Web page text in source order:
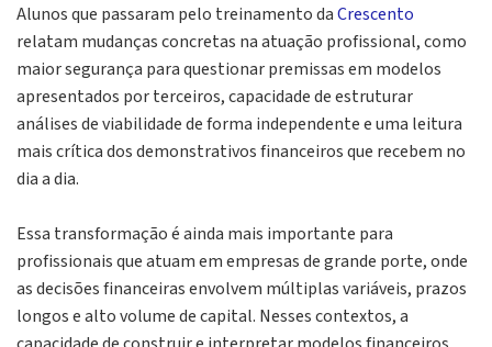
Alunos que passaram pelo treinamento daCrescento
relatam mudanças concretas na atuação profissional, como
maior segurança para questionar premissas em modelos
apresentados por terceiros, capacidade de estruturar
análises de viabilidade de forma independente e uma leitura
mais crítica dos demonstrativos financeiros que recebem no
dia a dia.
Essa transformação é ainda mais importante para
profissionais que atuam em empresas de grande porte, onde
as decisões financeiras envolvem múltiplas variáveis, prazos
longos e alto volume de capital. Nesses contextos, a